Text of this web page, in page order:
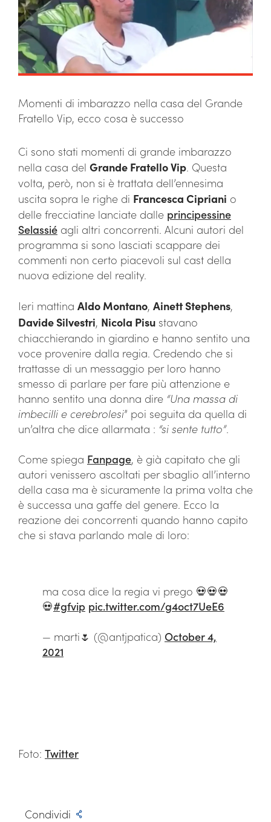
Momenti di imbarazzo nella casa del Grande
Fratello Vip, ecco cosa è successo
Ci sono stati momenti di grande imbarazzo
nella casa del Grande Fratello Vip. Questa
volta, però, non si è trattata dell’ennesima
uscita sopra le righe di Francesca Cipriani o
delle frecciatine lanciate dalle principessine
Selassié agli altri concorrenti. Alcuni autori del
programma si sono lasciati scappare dei
commenti non certo piacevoli sul cast della
nuova edizione del reality.
Ieri mattina Aldo Montano, Ainett Stephens,
Davide Silvestri, Nicola Pisu stavano
chiacchierando in giardino e hanno sentito una
voce provenire dalla regia. Credendo che si
trattasse di un messaggio per loro hanno
smesso di parlare per fare più attenzione e
hanno sentito una donna dire “Una massa di
imbecilli e cerebrolesi” poi seguita da quella di
un’altra che dice allarmata : “si sente tutto”.
Come spiega Fanpage, è già capitato che gli
autori venissero ascoltati per sbaglio all’interno
della casa ma è sicuramente la prima volta che
è successa una gaffe del genere. Ecco la
reazione dei concorrenti quando hanno capito
che si stava parlando male di loro:
ma cosa dice la regia vi prego 💀💀💀
💀#gfvip pic.twitter.com/g4oct7UeE6
— marti🌷 (@antjpatica) October 4,
2021
Foto: Twitter
Condividi